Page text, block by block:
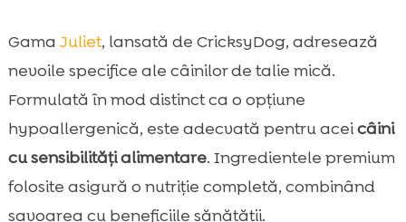
Gama Juliet, lansată de CricksyDog, adresează
nevoile specifice ale câinilor de talie mică.
Formulată în mod distinct ca o opțiune
hypoallergenică, este adecvată pentru aceicâini
cu sensibilități alimentare. Ingredientele premium
folosite asigură o nutriție completă, combinând
savoarea cu beneficiile sănătății.